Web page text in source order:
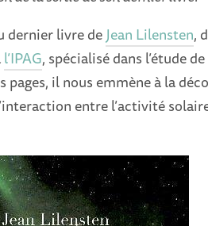
dernier livre de Jean Lilensten,
l’IPAG, spécialisé dans l’étude
pages, il nous emmène à la
entre l’activité